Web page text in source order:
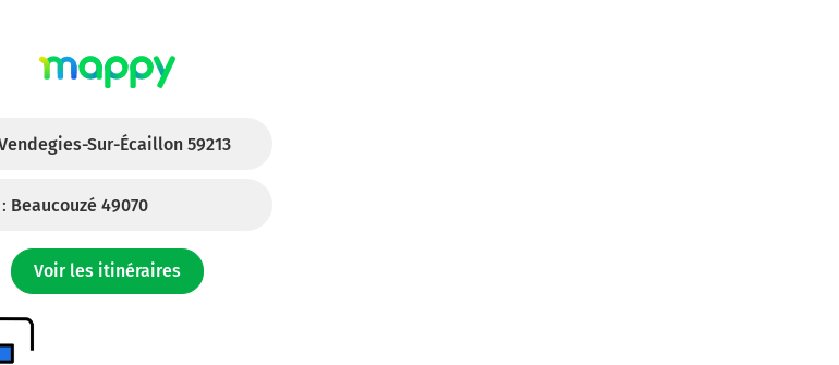
Sur-Écaillon 59213
Beaucouzé 49070
Voir les itinéraires